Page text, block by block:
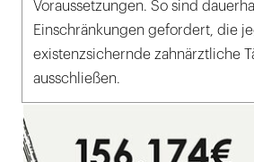
Voraussetzungen. So sind
Einschränkungen gefordert, die
existenzsichernde zahnärztliche
ausschließen.